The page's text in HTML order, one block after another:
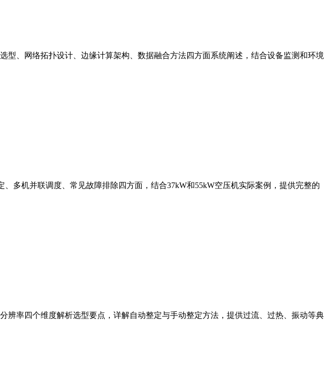
、网络拓扑设计、边缘计算架构、数据融合方法四方面系统阐述，结合设备监测和环境
多机并联调度、常见故障排除四方面，结合37kW和55kW空压机实际案例，提供完整的
率四个维度解析选型要点，详解自动整定与手动整定方法，提供过流、过热、振动等典